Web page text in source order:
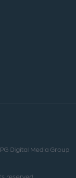
Digital Media Group